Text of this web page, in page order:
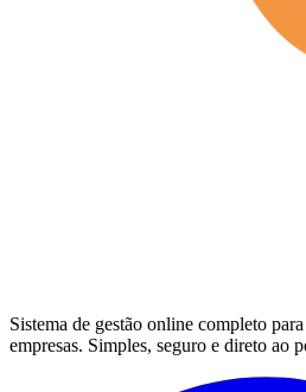
Sistema de gestão online completo
empresas. Simples, seguro e direto ao